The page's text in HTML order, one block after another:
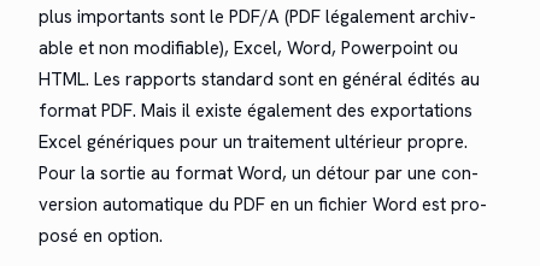
plus impor­tants sont le PDF/A (PDF légale­ment archiv­
able et non mod­i­fi­able), Excel, Word, Pow­er­point ou
HTML. Les rap­ports stan­dard sont en général édités au
for­mat PDF. Mais il existe égale­ment des expor­ta­tions
Excel génériques pour un traite­ment ultérieur pro­pre.
Pour la sor­tie au for­mat Word, un détour par une con­
ver­sion automa­tique du PDF en un fichi­er Word est pro­
posé en option.